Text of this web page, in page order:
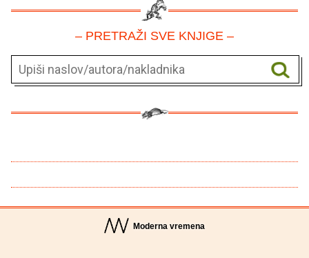
– PRETRAŽI SVE KNJIGE –
Moderna vremena